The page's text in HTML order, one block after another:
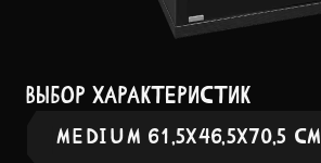
выбор характеристик
MEDIUM 61,5Х46,5Х70,5 СМ